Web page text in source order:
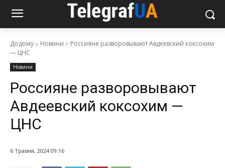
Додому Новини
Россияне разворовывают Авдеевский коксохим
— ЦНС
Новини
Россияне разворовывают
Авдеевский коксохим —
ЦНС
6 Травня, 2024 09:16